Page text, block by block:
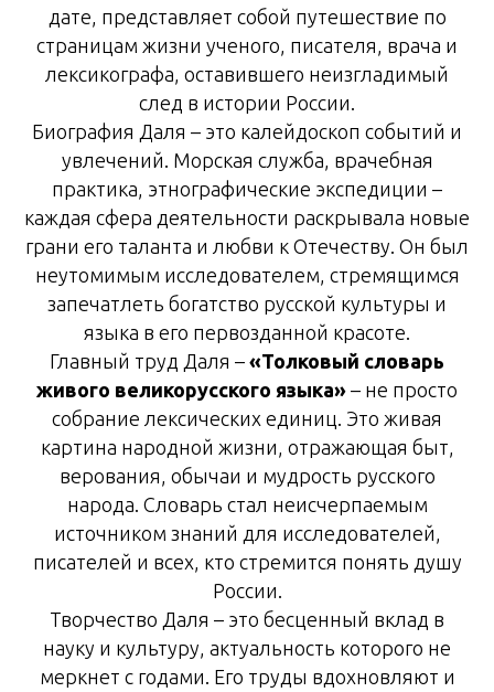
дате, представляет собой путешествие по
страницам жизни ученого, писателя, врача и
лексикографа, оставившего неизгладимый
след в истории России.
Биография Даля – это калейдоскоп событий и
увлечений. Морская служба, врачебная
практика, этнографические экспедиции –
каждая сфера деятельности раскрывала новые
грани его таланта и любви к Отечеству. Он был
неутомимым исследователем, стремящимся
запечатлеть богатство русской культуры и
языка в его первозданной красоте.
Главный труд Даля – «Толковый словарь
живого великорусского языка» – не просто
собрание лексических единиц. Это живая
картина народной жизни, отражающая быт,
верования, обычаи и мудрость русского
народа. Словарь стал неисчерпаемым
источником знаний для исследователей,
писателей и всех, кто стремится понять душу
России.
Творчество Даля – это бесценный вклад в
науку и культуру, актуальность которого не
меркнет с годами. Его труды вдохновляют и